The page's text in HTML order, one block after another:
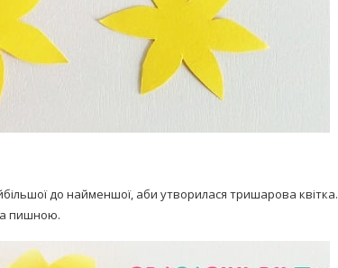
до найменшої, аби утворилася тришарова квітка.
пишною.